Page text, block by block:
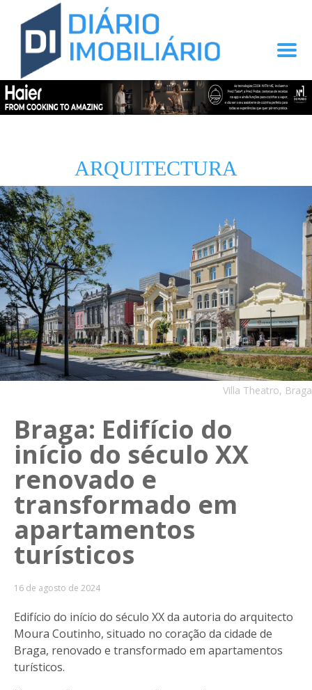
ARQUITECTURA
Villa Theatro, Braga
Braga: Edifício do
início do século XX
renovado e
transformado em
apartamentos
turísticos
16 de agosto de 2024
Edifício do início do século XX da autoria do arquitecto
Moura Coutinho, situado no coração da cidade de
Braga, renovado e transformado em apartamentos
turísticos.